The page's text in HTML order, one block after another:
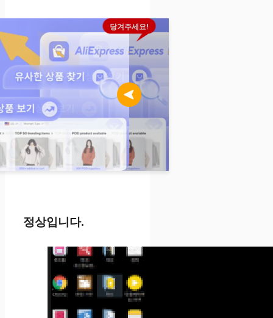
당겨주세요!
정상입니다.